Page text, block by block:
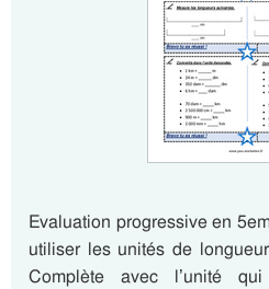
Evaluation progressive en
utiliser les unités de
Complète avec l’unité